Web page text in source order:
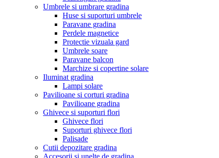
Umbrele si umbrare gradina
Huse si suporturi umbrele
Paravane gradina
Perdele magnetice
Protectie vizuala gard
Umbrele soare
Paravane balcon
Marchize si copertine solare
Iluminat gradina
Lampi solare
Pavilioane si corturi gradina
Pavilioane gradina
Ghivece si suporturi flori
Ghivece flori
Suporturi ghivece flori
Palisade
Cutii depozitare gradina
Accesorii si unelte de gradina